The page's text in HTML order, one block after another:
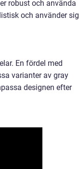
robust och använda
och använder sig
En fördel med
varianter av gray
designen efter